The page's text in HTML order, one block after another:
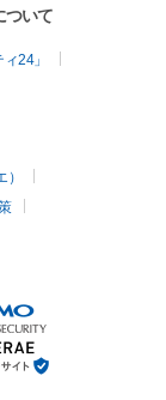
ついて
24」